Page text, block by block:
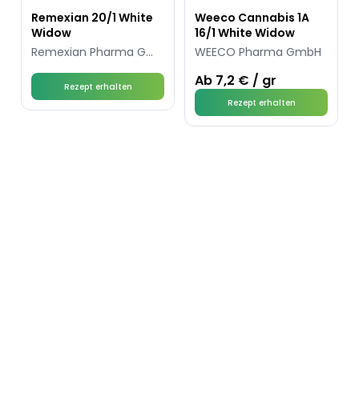
Remexian 20/1 White
Widow
Remexian Pharma GmbH
Rezept erhalten
Weeco Cannabis 1A
16/1 White Widow
WEECO Pharma GmbH
Ab 7,2 € / gr
Rezept erhalten